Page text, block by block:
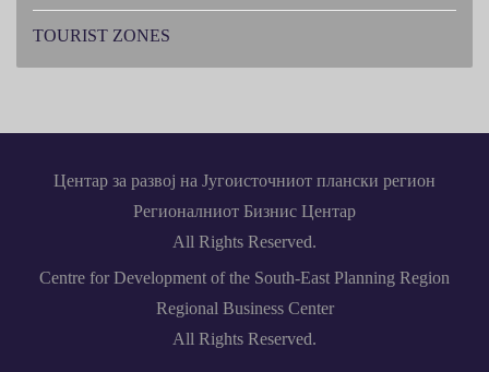
TOURIST ZONES
Центар за развој на Југоисточниот плански регион
Регионалниот Бизнис Центар
All Rights Reserved.
Centre for Development of the South-East Planning Region
Regional Business Center
All Rights Reserved.